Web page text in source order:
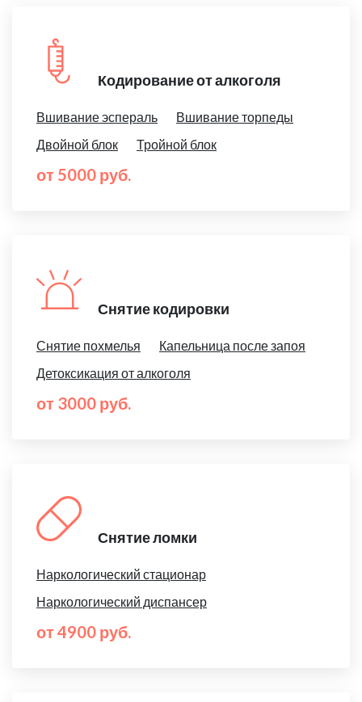
Кодирование от алкоголя
Вшивание эспераль
Вшивание торпеды
Двойной блок
Тройной блок
от 5000 руб.
Снятие кодировки
Снятие похмелья
Капельница после запоя
Детоксикация от алкоголя
от 3000 руб.
Снятие ломки
Наркологический стационар
Наркологический диспансер
от 4900 руб.